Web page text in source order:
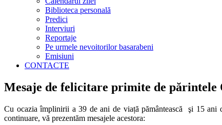
Biblioteca personală
Predici
Interviuri
Reportaje
Pe urmele nevoitorilor basarabeni
Emisiuni
CONTACTE
Mesaje de felicitare primite de părintele
Cu ocazia împlinirii a 39 de ani de viață pământească şi 15 ani
continuare, vă prezentăm mesajele acestora: